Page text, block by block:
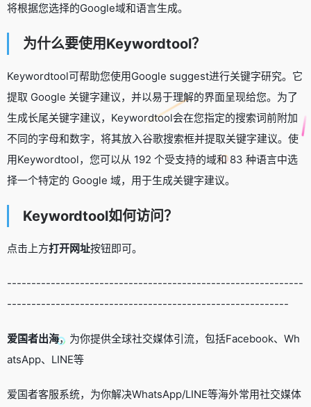
将根据您选择的Google域和语言生成。
为什么要使用Keywordtool？
Keywordtool可帮助您使用Google suggest进行关键字研究。它
提取 Google 关键字建议，并以易于理解的界面呈现给您。为了
生成长尾关键字建议，Keywordtool会在您指定的搜索词前附加
不同的字母和数字，将其放入谷歌搜索框并提取关键字建议。使
用Keywordtool，您可以从 192 个受支持的域和 83 种语言中选
择一个特定的 Google 域，用于生成关键字建议。
Keywordtool如何访问？
点击上方打开网址按钮即可。
-------------------------------------------------------------
----------------------------------------------------------
爱国者出海，为你提供全球社交媒体引流，包括Facebook、Wh
atsApp、LINE等
爱国者客服系统，为你解决WhatsApp/LINE等海外常用社交媒体